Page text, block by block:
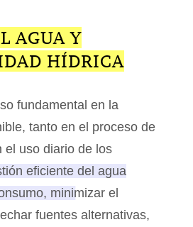
AGUA Y
HÍDRICA
fundamental en la
tanto en el proceso de
el uso diario de los
eficiente del agua
minimizar el
fuentes alternativas,